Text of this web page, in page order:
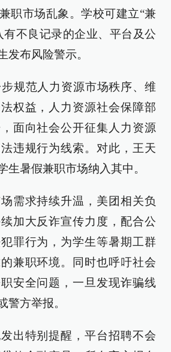
职市场乱象。学校可建立“兼
有不良记录的企业、平台及公
发布风险警示。
规范人力资源市场秩序、维
权益，人力资源社会保障部
面向社会公开征集人力资源
违规行为线索。对此，王天
生暑假兼职市场纳入其中。
需求持续升温，美团相关负
加大反诈宣传力度，配合公
罪行为，为学生等暑期工群
兼职环境。同时也呼吁社会
安全问题，一旦发现诈骗线
警方举报。
出特别提醒，平台招聘不会